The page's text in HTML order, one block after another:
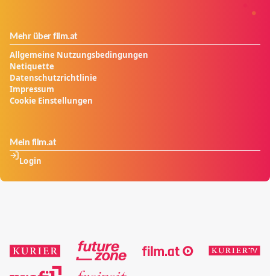
Mehr über film.at
Allgemeine Nutzungsbedingungen
Netiquette
Datenschutzrichtlinie
Impressum
Cookie Einstellungen
Mein film.at
Login